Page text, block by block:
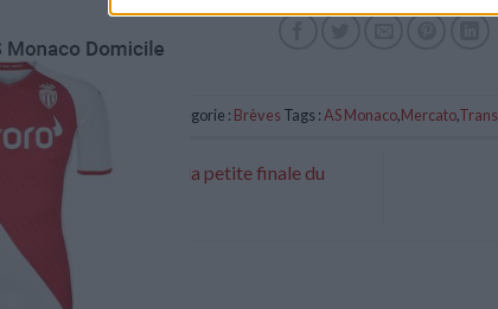
Catégorie : BrèvesTags :AS Monaco,Mercato,
battus lors de la petite finale du